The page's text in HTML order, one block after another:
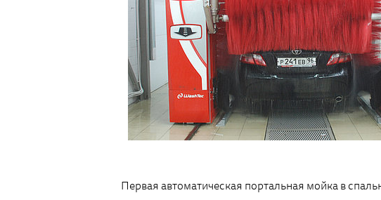
Первая автоматическая портальная мойка в